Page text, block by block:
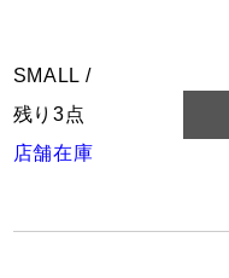
SMALL /
残り3点
店舗在庫